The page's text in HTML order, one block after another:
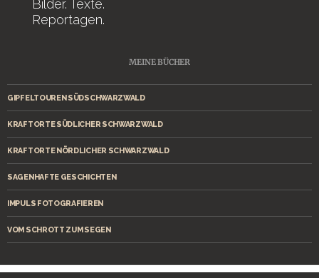
Bilder. Texte.
Reportagen.
MEINE BÜCHER
GIPFELTOUREN SÜDSCHWARZWALD
KRAFTORTE SÜDLICHER SCHWARZWALD
KRAFTORTE NÖRDLICHER SCHWARZWALD
SAGENHAFTE GESCHICHTEN
IMPULS FOTOGRAFIEREN
VOM SCHROTT ZUM SEGEN